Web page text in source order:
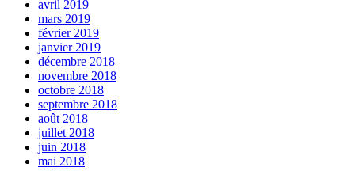
avril 2019
mars 2019
février 2019
janvier 2019
décembre 2018
novembre 2018
octobre 2018
septembre 2018
août 2018
juillet 2018
juin 2018
mai 2018